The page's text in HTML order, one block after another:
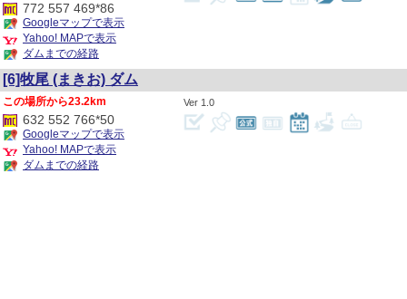
4
772 557 469*86
Googleマップで表示
Yahoo! MAPで表示
ダムまでの経路
[6]牧尾 (まきお) ダム
1.0
23.2km
632 552 766*50
Googleマップで表示
Yahoo! MAPで表示
ダムまでの経路